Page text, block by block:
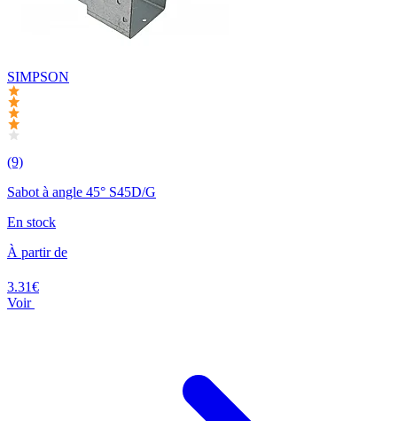
SIMPSON
(9)
Sabot à angle 45° S45D/G
En stock
À partir de
3.31€
Voir